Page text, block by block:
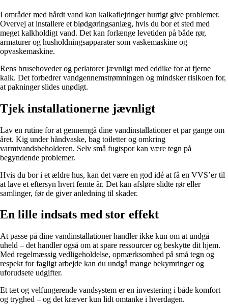
I områder med hårdt vand kan kalkaflejringer hurtigt give problemer.
Overvej at installere et blødgøringsanlæg, hvis du bor et sted med
meget kalkholdigt vand. Det kan forlænge levetiden på både rør,
armaturer og husholdningsapparater som vaskemaskine og
opvaskemaskine.
Rens brusehoveder og perlatorer jævnligt med eddike for at fjerne
kalk. Det forbedrer vandgennemstrømningen og mindsker risikoen for,
at pakninger slides unødigt.
Tjek installationerne jævnligt
Lav en rutine for at gennemgå dine vandinstallationer et par gange om
året. Kig under håndvaske, bag toiletter og omkring
varmtvandsbeholderen. Selv små fugtspor kan være tegn på
begyndende problemer.
Hvis du bor i et ældre hus, kan det være en god idé at få en VVS’er til
at lave et eftersyn hvert femte år. Det kan afsløre slidte rør eller
samlinger, før de giver anledning til skader.
En lille indsats med stor effekt
At passe på dine vandinstallationer handler ikke kun om at undgå
uheld – det handler også om at spare ressourcer og beskytte dit hjem.
Med regelmæssig vedligeholdelse, opmærksomhed på små tegn og
respekt for fagligt arbejde kan du undgå mange bekymringer og
uforudsete udgifter.
Et tæt og velfungerende vandsystem er en investering i både komfort
og tryghed – og det kræver kun lidt omtanke i hverdagen.